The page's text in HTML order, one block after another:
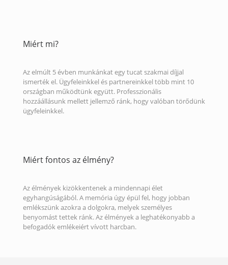
Miért mi?
Az elmúlt 5 évben munkánkat egy tucat szakmai díjjal
ismerték el. Ügyfeleinkkel és partnereinkkel több mint 10
országban működtünk együtt. Professzionális
hozzáállásunk mellett jellemző ránk, hogy valóban törődünk
ügyfeleinkkel.
Miért fontos az élmény?
Az élmények kizökkentenek a mindennapi élet
egyhangúságából. A memória úgy épül fel, hogy jobban
emlékszünk azokra a dolgokra, melyek személyes
benyomást tettek ránk. Az élmények a leghatékonyabb a
befogadók emlékeiért vívott harcban.